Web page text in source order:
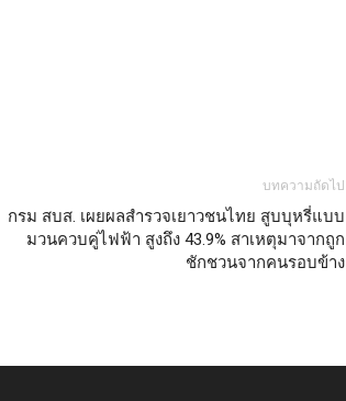
บทความถัดไป
กรม สบส. เผยผลสำรวจเยาวชนไทย สูบบุหรี่แบบ
มวนควบคู่ไฟฟ้า สูงถึง 43.9% สาเหตุมาจากถูก
ชักชวนจากคนรอบข้าง